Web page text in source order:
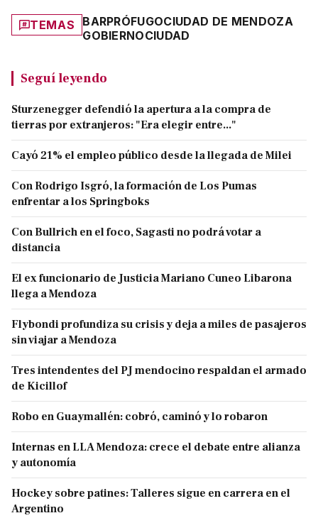
TEMAS BARPRÓFUGOCIUDAD DE MENDOZA
GOBIERNOCIUDAD
Seguí leyendo
Sturzenegger defendió la apertura a la compra de
tierras por extranjeros: "Era elegir entre..."
Cayó 21% el empleo público desde la llegada de Milei
Con Rodrigo Isgró, la formación de Los Pumas
enfrentar a los Springboks
Con Bullrich en el foco, Sagasti no podrá votar a
distancia
El ex funcionario de Justicia Mariano Cuneo Libarona
llega a Mendoza
Flybondi profundiza su crisis y deja a miles de pasajeros
sin viajar a Mendoza
Tres intendentes del PJ mendocino respaldan el armado
de Kicillof
Robo en Guaymallén: cobró, caminó y lo robaron
Internas en LLA Mendoza: crece el debate entre alianza
y autonomía
Hockey sobre patines: Talleres sigue en carrera en el
Argentino